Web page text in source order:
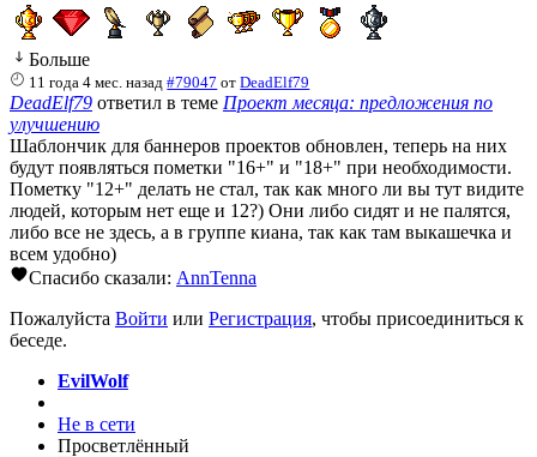
Больше
11 года 4 мес. назад #79047 отDeadElf79
DeadElf79 ответил в теме Проект месяца: предложения по
улучшению
Шаблончик для баннеров проектов обновлен, теперь на них
будут появляться пометки "16+" и "18+" при необходимости.
Пометку "12+" делать не стал, так как много ли вы тут видите
людей, которым нет еще и 12?) Они либо сидят и не палятся,
либо все не здесь, а в группе киана, так как там выкашечка и
всем удобно)
Спасибо сказали: AnnTenna
Пожалуйста Войти или Регистрация, чтобы присоединиться к
беседе.
EvilWolf
Не в сети
Просветлённый